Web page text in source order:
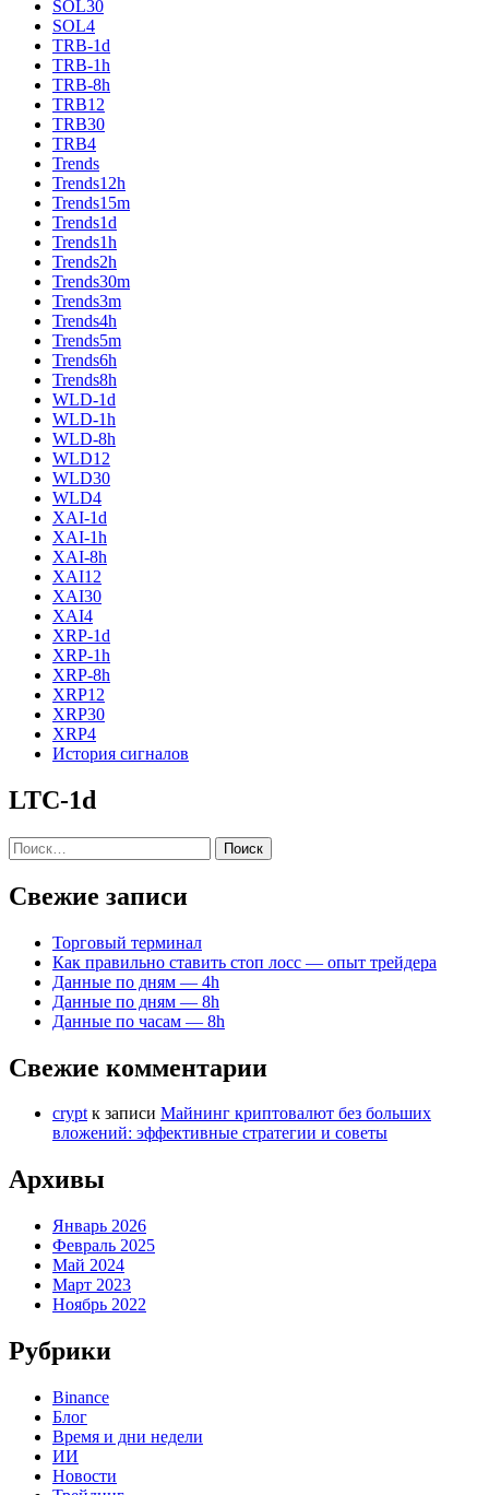
SOL30
SOL4
TRB-1d
TRB-1h
TRB-8h
TRB12
TRB30
TRB4
Trends
Trends12h
Trends15m
Trends1d
Trends1h
Trends2h
Trends30m
Trends3m
Trends4h
Trends5m
Trends6h
Trends8h
WLD-1d
WLD-1h
WLD-8h
WLD12
WLD30
WLD4
XAI-1d
XAI-1h
XAI-8h
XAI12
XAI30
XAI4
XRP-1d
XRP-1h
XRP-8h
XRP12
XRP30
XRP4
История сигналов
LTC-1d
Найти:
Свежие записи
Торговый терминал
Как правильно ставить стоп лосс — опыт трейдера
Данные по дням — 4h
Данные по дням — 8h
Данные по часам — 8h
Свежие комментарии
cryptк записи Майнинг криптовалют без больших
вложений: эффективные стратегии и советы
Архивы
Январь 2026
Февраль 2025
Май 2024
Март 2023
Ноябрь 2022
Рубрики
Binance
Блог
Время и дни недели
ИИ
Новости